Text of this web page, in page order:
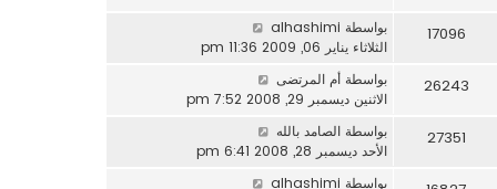
17096 بواسطة alhashimi
الثلاثاء يناير 06, 2009 11:36 pm
26243 بواسطة أم المرتضى
الاثنين ديسمبر 29, 2008 7:52 pm
27351 بواسطة الصامد بالله
الأحد ديسمبر 28, 2008 6:41 pm
بواسطة alhashimi